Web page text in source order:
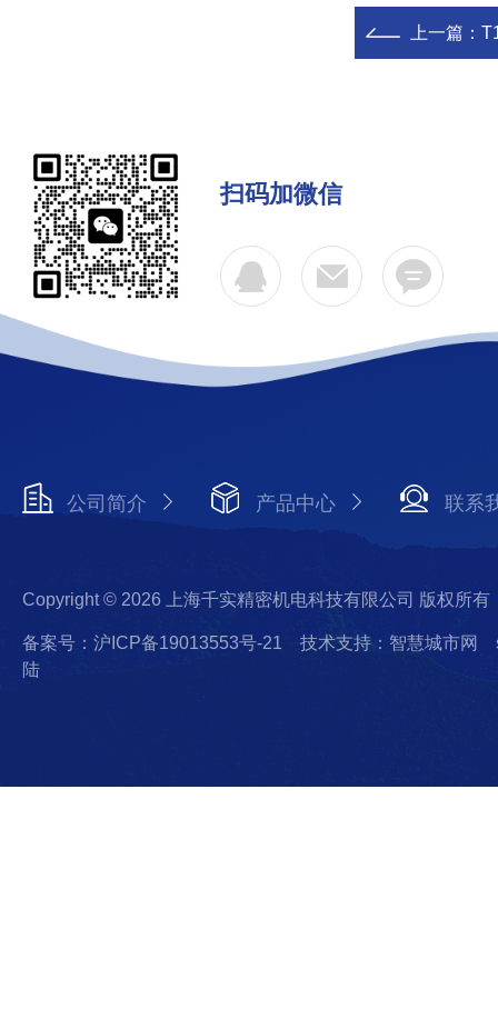
上一篇：
扫码加微信
公司简介 产品中心 联系
Copyright © 2026 上海千实精密机电科技有限公司 版权所有
备案号：沪ICP备19013553号-21 技术支持：智慧城市网
陆